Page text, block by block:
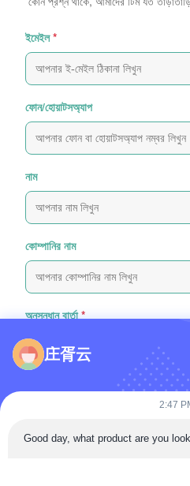
ইমেইল *
ফোন/হোয়াটসঅ্যাপ
নাম
কোম্পানির নাম
অনুসন্ধান বার্তা *
ফাইল যুক্ত করুন
庄胥云
2:47
Good day, what product are you